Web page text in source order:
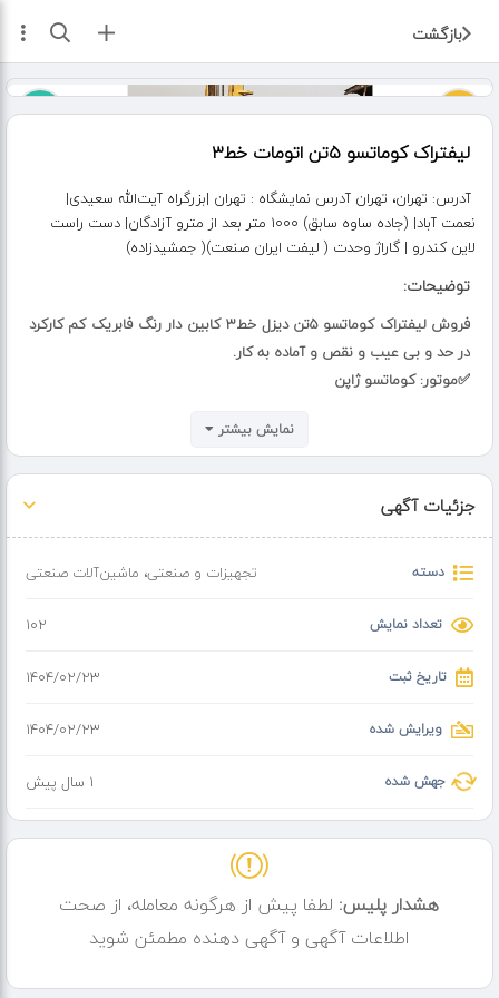
بازگشت ثبت آگهی
لیفتراک کوماتسو ۵تن اتومات خط۳
آدرس: تهران، تهران آدرس نمایشگاه : تهران |بزرگراه آیت‌الله سعیدی|
نعمت آباد| (جاده ساوه سابق) ۱۰۰۰ متر بعد از مترو آزادگان| دست راست
لاین کندرو | گاراژ وحدت ( لیفت ایران صنعت)( جمشیدزاده)
توضیحات:
فروش لیفتراک کوماتسو 5تن دیزل خط3 کابین دار رنگ فابریک کم کارکرد
در حد و بی عیب و نقص و آماده به کار.
✅موتور: کوماتسو ژاپن
✅ارتفاع دکل: 4 متر
✅6 حلقه لاستیک نو 100٪ خارجی
(مدارک کامل)
(موتور و گیربکس وفنی به شرط کارشناس مورداعتمادخریدار )
نمایش بیشتر
جزئیات آگهی
دسته تجهیزات و صنعتی، ماشین‌آلات صنعتی
تعداد نمایش 102
تاریخ ثبت ۱۴۰۴/۰۲/۲۳
ویرایش شده ۱۴۰۴/۰۲/۲۳
جهش شده 1 سال پیش
هشدار پلیس: لطفا پیش از هرگونه معامله، از صحت
اطلاعات آگهی و آگهی دهنده مطمئن شوید